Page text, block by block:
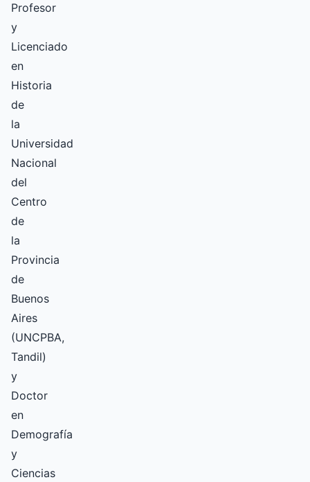
Profesor
y
Licenciado
en
Historia
de
la
Universidad
Nacional
del
Centro
de
la
Provincia
de
Buenos
Aires
(UNCPBA,
Tandil)
y
Doctor
en
Demografía
y
Ciencias